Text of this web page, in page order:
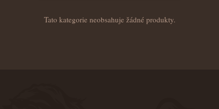
Tato kategorie neobsahuje žádné produkty.